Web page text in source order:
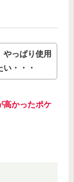
やっぱり使用
・・・
高かったポケ